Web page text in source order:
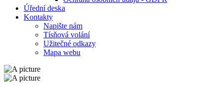
Úřední deska
Kontakty
Napište nám
Tísňová volání
Užitečné odkazy
Mapa webu